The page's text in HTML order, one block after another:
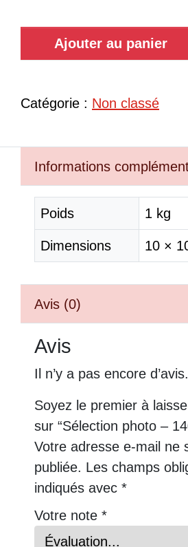
Ajouter au panier
Catégorie : Non classé
Informations
Poids 1 kg
Dimensions 10 ×
Avis (0)
Avis
Il n’y a pas encore d’avis.
Soyez le premier à
sur “Sélection photo –
Votre adresse e-mail ne
publiée. Les champs
indiqués avec *
Votre note *